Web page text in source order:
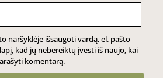
naršyklėje išsaugoti vardą, el. pašto
kad jų nebereiktų įvesti iš naujo, kai
komentarą.